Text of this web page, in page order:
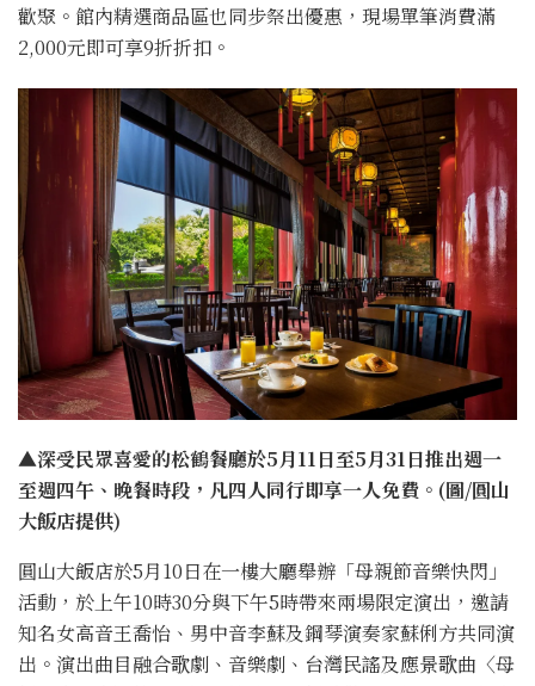
歡聚。館內精選商品區也同步祭出優惠，現場單筆消費滿
2,000元即可享9折折扣。
▲深受民眾喜愛的松鶴餐廳於5月11日至5月31日推出週一
至週四午、晚餐時段，凡四人同行即享一人免費。(圖/圓山
大飯店提供)
圓山大飯店於5月10日在一樓大廳舉辦「母親節音樂快閃」
活動，於上午10時30分與下午5時帶來兩場限定演出，邀請
知名女高音王喬怡、男中音李蘇及鋼琴演奏家蘇俐方共同演
出。演出曲目融合歌劇、音樂劇、台灣民謠及應景歌曲〈母